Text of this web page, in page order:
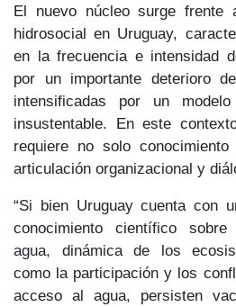
El nuevo núcleo surge frente
hidrosocial en Uruguay,
en la frecuencia e intensidad
por un importante deterioro
intensificadas por un
insustentable. En este
requiere no solo
articulación organizacional y
“Si bien Uruguay cuenta con
conocimiento científico
agua, dinámica de los
como la participación y los
acceso al agua, persisten